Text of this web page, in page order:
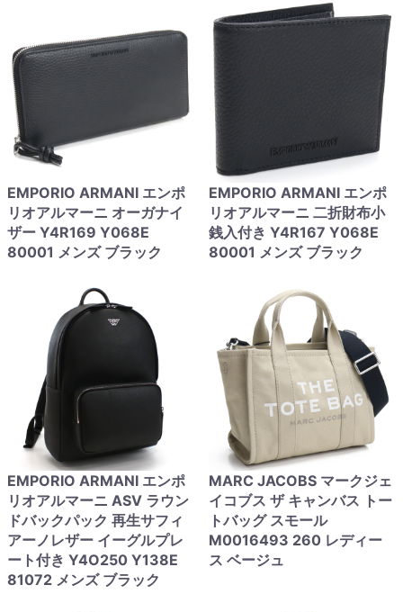
EMPORIO ARMANI エンポ
リオアルマーニ オーガナイ
ザー Y4R169 Y068E
80001 メンズ ブラック
EMPORIO ARMANI エンポ
リオアルマーニ 二折財布小
銭入付き Y4R167 Y068E
80001 メンズ ブラック
EMPORIO ARMANI エンポ
リオアルマーニ ASV ラウン
ドバックパック 再生サフィ
アーノレザー イーグルプレ
ート付き Y4O250 Y138E
81072 メンズ ブラック
MARC JACOBS マークジェ
イコブス ザ キャンバス トー
トバッグ スモール
M0016493 260 レディー
ス ベージュ